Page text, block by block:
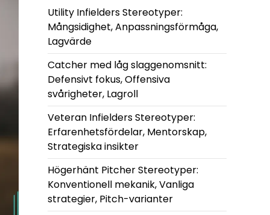
Utility Infielders Stereotyper:
Mångsidighet, Anpassningsförmåga,
Lagvärde
Catcher med låg slaggenomsnitt:
Defensivt fokus, Offensiva
svårigheter, Lagroll
Veteran Infielders Stereotyper:
Erfarenhetsfördelar, Mentorskap,
Strategiska insikter
Högerhänt Pitcher Stereotyper:
Konventionell mekanik, Vanliga
strategier, Pitch-varianter